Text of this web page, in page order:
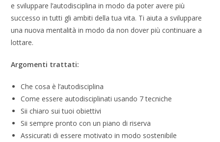
e sviluppare l’autodisciplina in modo da poter avere più
successo in tutti gli ambiti della tua vita. Ti aiuta a sviluppare
una nuova mentalità in modo da non dover più continuare a
lottare.
Argomenti trattati:
Che cosa è l’autodisciplina
Come essere autodisciplinati usando 7 tecniche
Sii chiaro sui tuoi obiettivi
Sii sempre pronto con un piano di riserva
Assicurati di essere motivato in modo sostenibile